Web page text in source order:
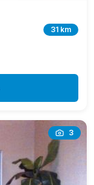
31 km
3